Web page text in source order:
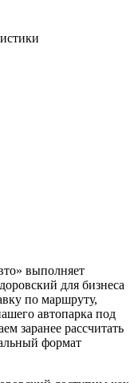
выполняет
для бизнеса
по маршруту,
автопарка под
заранее рассчитать
формат